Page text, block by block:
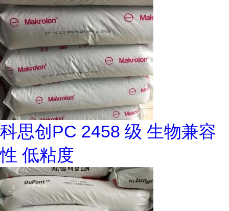
科思创PC 2458 级 生物兼容
性 低粘度